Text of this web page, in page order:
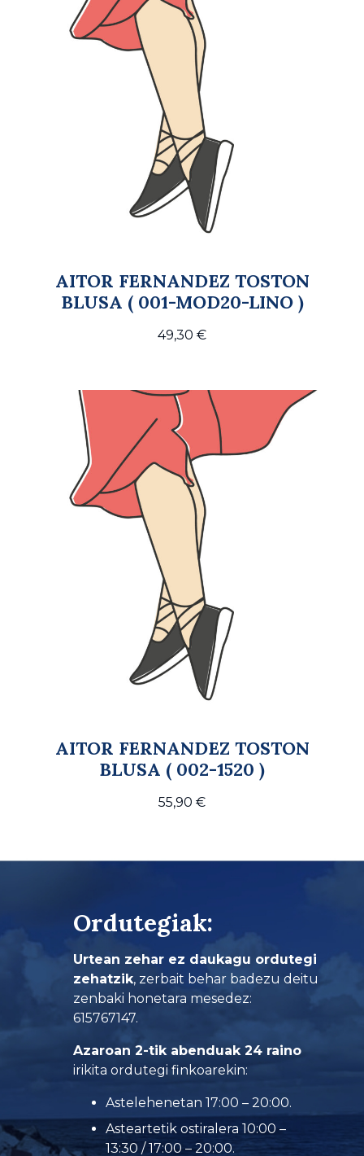
AITOR FERNANDEZ TOSTON
BLUSA ( 001-MOD20-LINO )
49,30 €
AITOR FERNANDEZ TOSTON
BLUSA ( 002-1520 )
55,90 €
Ordutegiak:
Urtean zehar ez daukagu ordutegi
zehatzik, zerbait behar badezu deitu
zenbaki honetara mesedez:
615767147.
Azaroan 2-tik abenduak 24 raino
irikita ordutegi finkoarekin:
Astelehenetan 17:00 – 20:00.
Asteartetik ostiralera 10:00 –
13:30 / 17:00 – 20:00.